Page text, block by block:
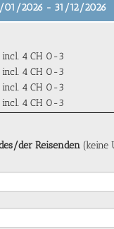
01/2026 - 31/12/2026
incl. 4 CH 0-3
incl. 4 CH 0-3
incl. 4 CH 0-3
incl. 4 CH 0-3
der Reisenden (keine